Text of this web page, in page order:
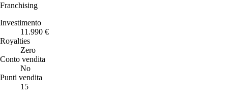
Franchising
Investimento
11.990 €
Royalties
Zero
Conto vendita
No
Punti vendita
15